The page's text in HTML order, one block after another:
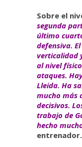
Sobre el
segunda
último
defensiva.
verticalidad
al nivel
ataques.
Lleida. Ha
mucho más
decisivos.
trabajo de
hecho
entrenador.